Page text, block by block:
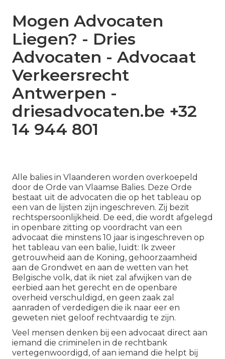
Mogen Advocaten
Liegen? - Dries
Advocaten - Advocaat
Verkeersrecht
Antwerpen -
driesadvocaten.be +32
14 944 801
Alle balies in Vlaanderen worden overkoepeld
door de Orde van Vlaamse Balies. Deze Orde
bestaat uit de advocaten die op het tableau op
een van de lijsten zijn ingeschreven. Zij bezit
rechtspersoonlijkheid. De eed, die wordt afgelegd
in openbare zitting op voordracht van een
advocaat die minstens 10 jaar is ingeschreven op
het tableau van een balie, luidt: Ik zweer
getrouwheid aan de Koning, gehoorzaamheid
aan de Grondwet en aan de wetten van het
Belgische volk, dat ik niet zal afwijken van de
eerbied aan het gerecht en de openbare
overheid verschuldigd, en geen zaak zal
aanraden of verdedigen die ik naar eer en
geweten niet geloof rechtvaardig te zijn.
Veel mensen denken bij een advocaat direct aan
iemand die criminelen in de rechtbank
vertegenwoordigd, of aan iemand die helpt bij